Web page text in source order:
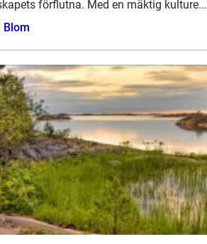
förflutna. Med en mäktig kulture...
Blom